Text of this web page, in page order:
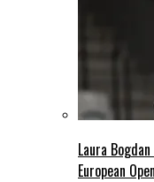
Laura
European